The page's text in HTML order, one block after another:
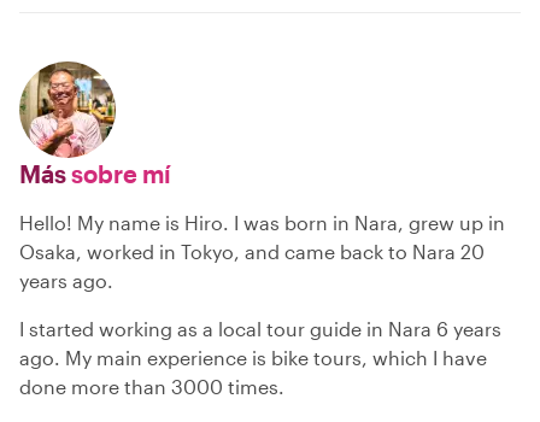
Mássobre mí
Hello! My name is Hiro. I was born in Nara, grew up in
Osaka, worked in Tokyo, and came back to Nara 20
years ago.
I started working as a local tour guide in Nara 6 years
ago. My main experience is bike tours, which I have
done more than 3000 times.